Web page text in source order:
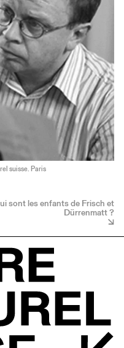
suisse. Paris
sont les enfants de Frisch et
Dürrenmatt ?